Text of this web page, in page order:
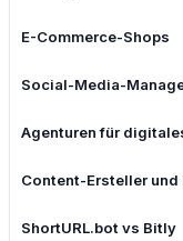
E-Commerce-Shops
Social-Media-
Agenturen für
Content-Ersteller und
ShortURL.bot vs Bitly